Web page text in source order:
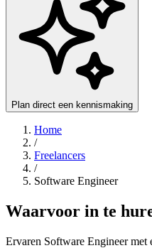
Plan direct een kennismaking
Home
/
Freelancers
/
Software Engineer
Waarvoor in te
Ervaren Software Engineer met